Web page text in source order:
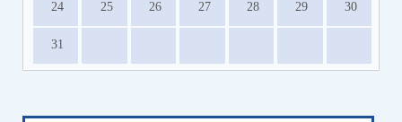
24 25 26 27 28 29 30
31